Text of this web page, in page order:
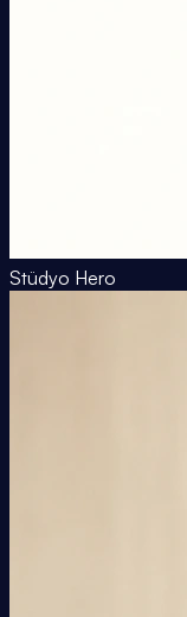
Stüdyo Hero